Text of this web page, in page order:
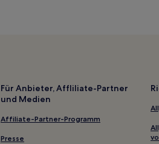
Harrison County:
Hotels nahe Biloxi
Für Anbieter, Affliliate-Partner
und Medien
Affiliate-Partner-Programm
Presse